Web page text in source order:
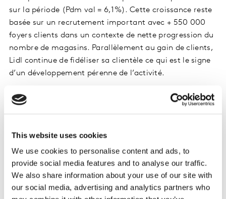
This website uses cookies
We use cookies to personalise content and ads, to
provide social media features and to analyse our traffic.
We also share information about your use of our site with
our social media, advertising and analytics partners who
sur la période (Pdm val = 6,1%). Cette croissance reste
basée sur un recrutement important avec + 550 000
foyers clients dans un contexte de nette progression du
nombre de magasins. Parallèlement au gain de clients,
Lidl continue de fidéliser sa clientèle ce qui est le signe
d’un développement pérenne de l’activité.
LE GROUPEMENT DES MOUSQUETAIRES
Le Groupement des Mousquetaires
gagne +0.4pt de Pdm en grande partie via son enseigne
Intermarché (Pdm val = 14,2%). Intermarché croît
grâce à des clients plus dépensiers dans l’enseigne sur
une période où les investissements publi promotionnels